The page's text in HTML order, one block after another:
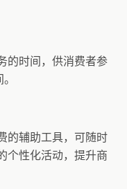
的时间，供消费者参
的辅助工具，可随时
个性化活动，提升商